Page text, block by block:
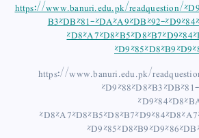
https://www.banuri.edu.pk/readquestion/
B3%DB%81-%DA%A9%DB%92-
https://www.banuri.edu.pk/readquestion/